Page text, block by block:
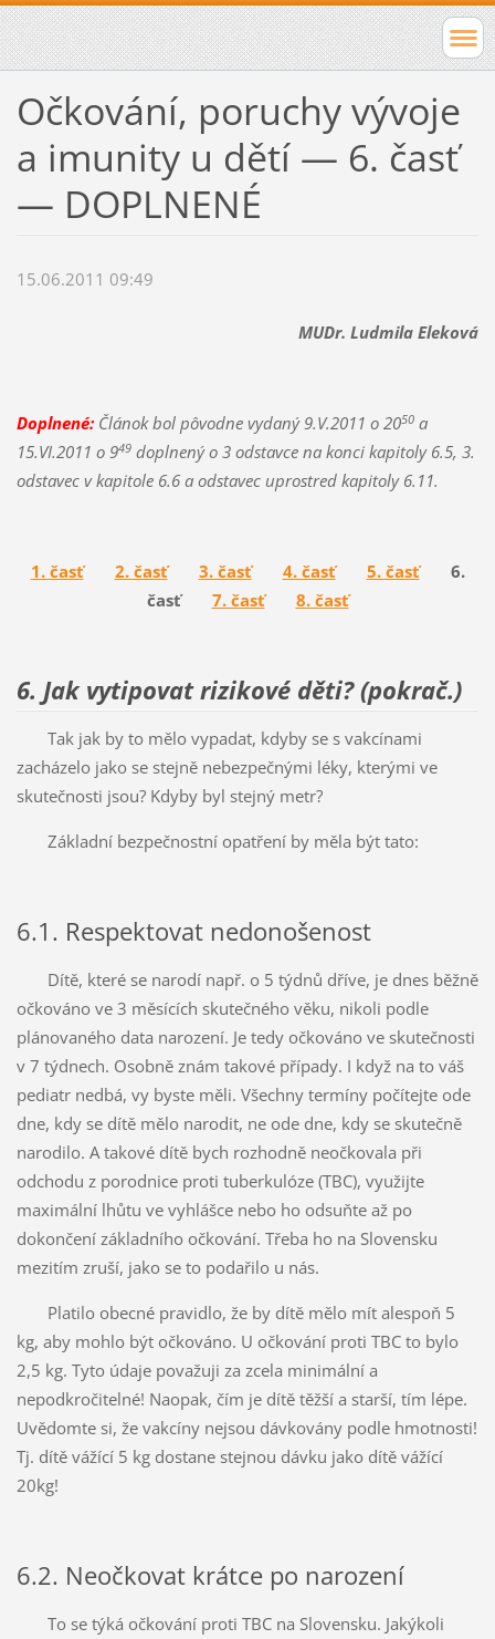
Očkování, poruchy vývoje
a imunity u dětí — 6. časť
— DOPLNENÉ
15.06.2011 09:49
MUDr. Ludmila Eleková
Doplnené:Článok bol pôvodne vydaný 9.V.2011 o 2050a
15.VI.2011 o 949doplnený o 3 odstavce na konci kapitoly 6.5, 3.
odstavec v kapitole 6.6 a odstavec uprostred kapitoly 6.11.
1. časť 2. časť 3. časť 4. časť 5. časť6.
časť 7. časť 8. časť
6. Jak vytipovat rizikové děti? (pokrač.)
Tak jak by to mělo vypadat, kdyby se s vakcínami
zacházelo jako se stejně nebezpečnými léky, kterými ve
skutečnosti jsou? Kdyby byl stejný metr?
Základní bezpečnostní opatření by měla být tato:
6.1. Respektovat nedonošenost
Dítě, které se narodí např. o 5 týdnů dříve, je dnes běžně
očkováno ve 3 měsících skutečného věku, nikoli podle
plánovaného data narození. Je tedy očkováno ve skutečnosti
v 7 týdnech. Osobně znám takové případy. I když na to váš
pediatr nedbá, vy byste měli. Všechny termíny počítejte ode
dne, kdy se dítě mělo narodit, ne ode dne, kdy se skutečně
narodilo. A takové dítě bych rozhodně neočkovala při
odchodu z porodnice proti tuberkulóze (TBC), využijte
maximální lhůtu ve vyhlášce nebo ho odsuňte až po
dokončení základního očkování. Třeba ho na Slovensku
mezitím zruší, jako se to podařilo u nás.
Platilo obecné pravidlo, že by dítě mělo mít alespoň 5
kg, aby mohlo být očkováno. U očkování proti TBC to bylo
2,5 kg. Tyto údaje považuji za zcela minimální a
nepodkročitelné! Naopak, čím je dítě těžší a starší, tím lépe.
Uvědomte si, že vakcíny nejsou dávkovány podle hmotnosti!
Tj. dítě vážící 5 kg dostane stejnou dávku jako dítě vážící
20kg!
6.2. Neočkovat krátce po narození
To se týká očkování proti TBC na Slovensku. Jakýkoli